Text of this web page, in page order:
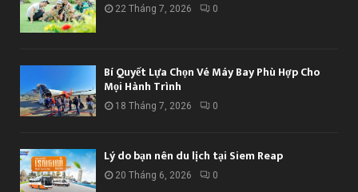
22 Tháng 7, 2026 0
Bí Quyết Lựa Chọn Vé Máy Bay Phù Hợp Cho
Mọi Hành Trình
18 Tháng 7, 2026 0
Lý do bạn nên du lịch tại Siem Reap
20 Tháng 6, 2026 0